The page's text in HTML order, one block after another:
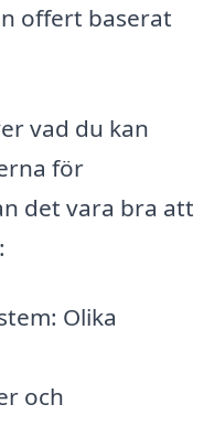
offert baserat
vad du kan
för
det vara bra att
Olika
och